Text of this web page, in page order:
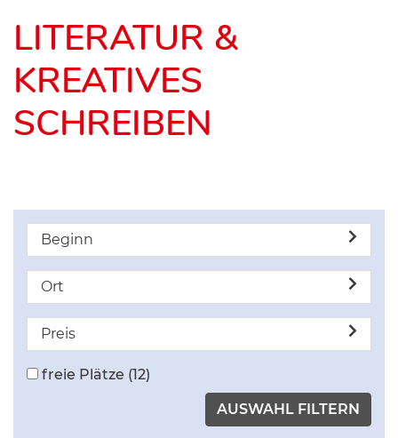
LITERATUR &
KREATIVES
SCHREIBEN
Beginn
Ort
Preis
freie Plätze (12)